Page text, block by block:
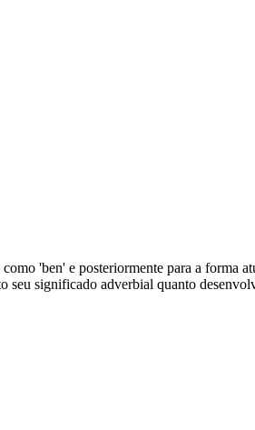
'ben' e posteriormente para a forma
significado adverbial quanto